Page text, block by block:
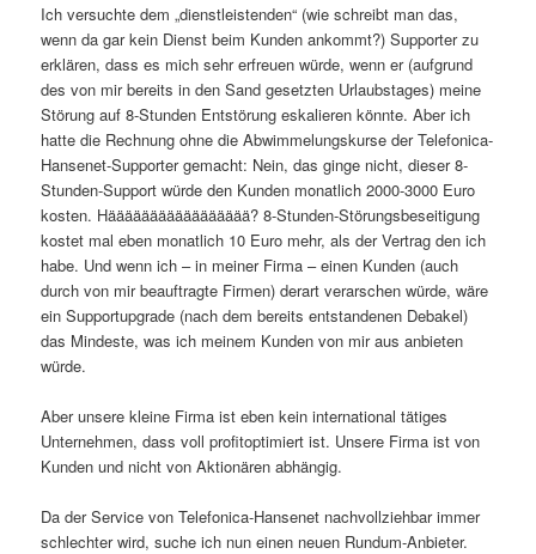
Ich versuchte dem „dienstleistenden“ (wie schreibt man das,
wenn da gar kein Dienst beim Kunden ankommt?) Supporter zu
erklären, dass es mich sehr erfreuen würde, wenn er (aufgrund
des von mir bereits in den Sand gesetzten Urlaubstages) meine
Störung auf 8-Stunden Entstörung eskalieren könnte. Aber ich
hatte die Rechnung ohne die Abwimmelungskurse der Telefonica-
Hansenet-Supporter gemacht: Nein, das ginge nicht, dieser 8-
Stunden-Support würde den Kunden monatlich 2000-3000 Euro
kosten. Häääääääääääääääää? 8-Stunden-Störungsbeseitigung
kostet mal eben monatlich 10 Euro mehr, als der Vertrag den ich
habe. Und wenn ich – in meiner Firma – einen Kunden (auch
durch von mir beauftragte Firmen) derart verarschen würde, wäre
ein Supportupgrade (nach dem bereits entstandenen Debakel)
das Mindeste, was ich meinem Kunden von mir aus anbieten
würde.
Aber unsere kleine Firma ist eben kein international tätiges
Unternehmen, dass voll profitoptimiert ist. Unsere Firma ist von
Kunden und nicht von Aktionären abhängig.
Da der Service von Telefonica-Hansenet nachvollziehbar immer
schlechter wird, suche ich nun einen neuen Rundum-Anbieter.